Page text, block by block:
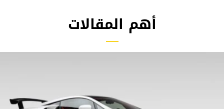
أهم المقالات